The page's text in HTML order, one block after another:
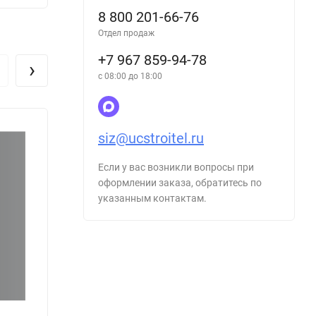
›
8 800 201-66-76
Отдел продаж
+7 967 859-94-78
с 08:00 до 18:00
siz@ucstroitel.ru
Если у вас возникли вопросы при
оформлении заказа, обратитесь по
указанным контактам.